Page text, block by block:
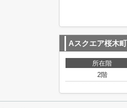
Aスクエア桜木町
所在階
2階